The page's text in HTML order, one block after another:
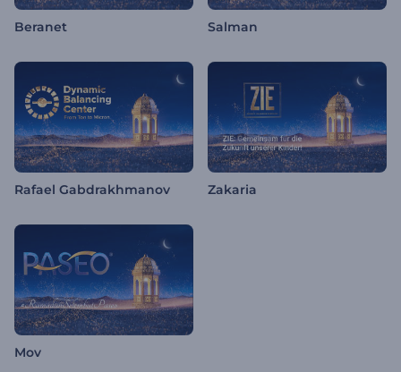
Beranet Salman
Rafael Gabdrakhmanov Zakaria
Mov